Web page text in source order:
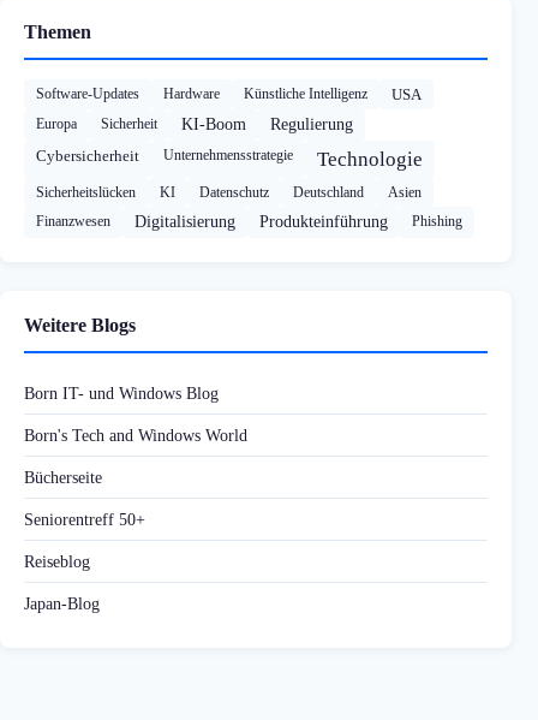
Themen
Software-Updates Hardware Künstliche Intelligenz USA
Europa Sicherheit KI-Boom
Regulierung
Cybersicherheit
Unternehmensstrategie Technologie
Sicherheitslücken KI Datenschutz Deutschland
Asien
Finanzwesen
Digitalisierung Produkteinführung Phishing
Weitere Blogs
Born IT- und Windows Blog
Born's Tech and Windows World
Bücherseite
Seniorentreff 50+
Reiseblog
Japan-Blog